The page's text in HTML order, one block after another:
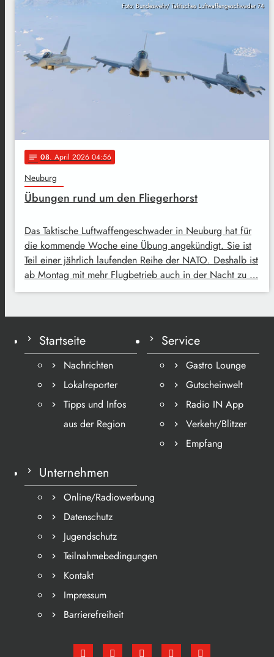
Foto: Bundeswehr/ Taktisches Luftwaffengeschwader 74
notes 08. April 2026 04:56
Neuburg
Übungen rund um den Fliegerhorst
Das Taktische Luftwaffengeschwader in Neuburg hat für
die kommende Woche eine Übung angekündigt. Sie ist
Teil einer jährlich laufenden Reihe der NATO. Deshalb ist
ab Montag mit mehr Flugbetrieb auch in der Nacht zu …
Startseite
Nachrichten
Lokalreporter
Tipps und Infos
aus der Region
Service
Gastro Lounge
Gutscheinwelt
Radio IN App
Verkehr/Blitzer
Empfang
Unternehmen
Online/Radiowerbung
Datenschutz
Jugendschutz
Teilnahmebedingungen
Kontakt
Impressum
Barrierefreiheit